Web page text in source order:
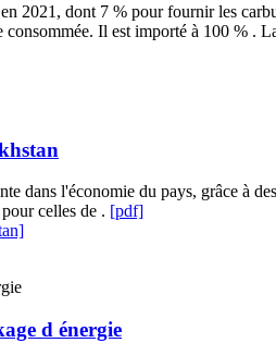
2021, dont 7 % pour fournir les
Il est importé à 100 % .
dans l'économie du pays, grâce à
celles de . [pdf]
d énergie